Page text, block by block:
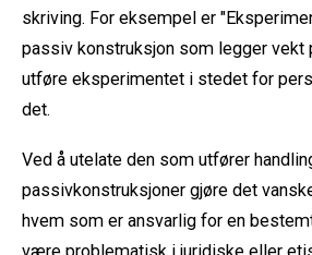
skriving. For eksempel er
passiv konstruksjon som legger vekt
utføre eksperimentet i stedet for
det.
Ved å utelate den som utfører
passivkonstruksjoner gjøre det
hvem som er ansvarlig for en